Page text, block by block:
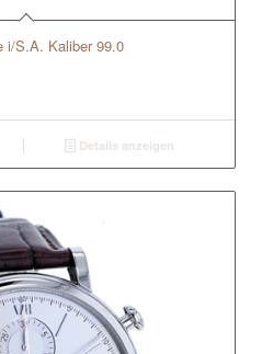
i/S.A. Kaliber 99.0
Details anzeigen